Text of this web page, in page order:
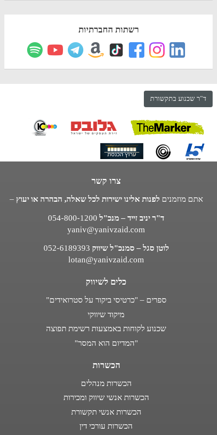
רשתות החברתיות
ד"ר שכנוע בתקשורת
צרו קשר
אתם מוזמנים לפנות אלינו ישירות לכל שאלה, הבהרה או יעוץ –
ד"ר יניב זייד – מנכ"ל 054-800-1200
yaniv@yanivzaid.com
לוטן סגל – סמנכ"ל שיווק 052-6189393
lotan@yanivzaid.com
כלים לשיווק
ספרים – "כרטיסי ביקור על סטרואידים"
מיקוד שיווקי
שכנוע לקוחות באמצעות רשימת תפוצה
"המדיום הוא המסר"
הכשרות
הכשרות מנהלים
הכשרות אנשי שיווק ומכירות
הכשרות אנשי תקשורת
הכשרות עורכי דין